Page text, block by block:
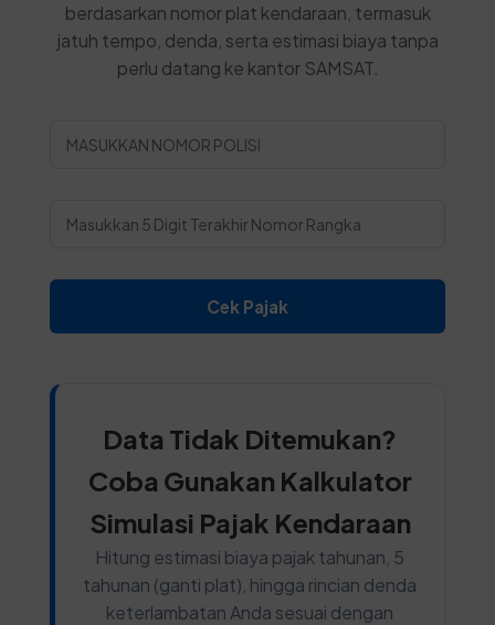
berdasarkan nomor plat kendaraan, termasuk
jatuh tempo, denda, serta estimasi biaya tanpa
perlu datang ke kantor SAMSAT.
Cek Pajak
Data Tidak Ditemukan?
Coba Gunakan Kalkulator
Simulasi Pajak Kendaraan
Hitung estimasi biaya pajak tahunan, 5
tahunan (ganti plat), hingga rincian denda
keterlambatan Anda sesuai dengan